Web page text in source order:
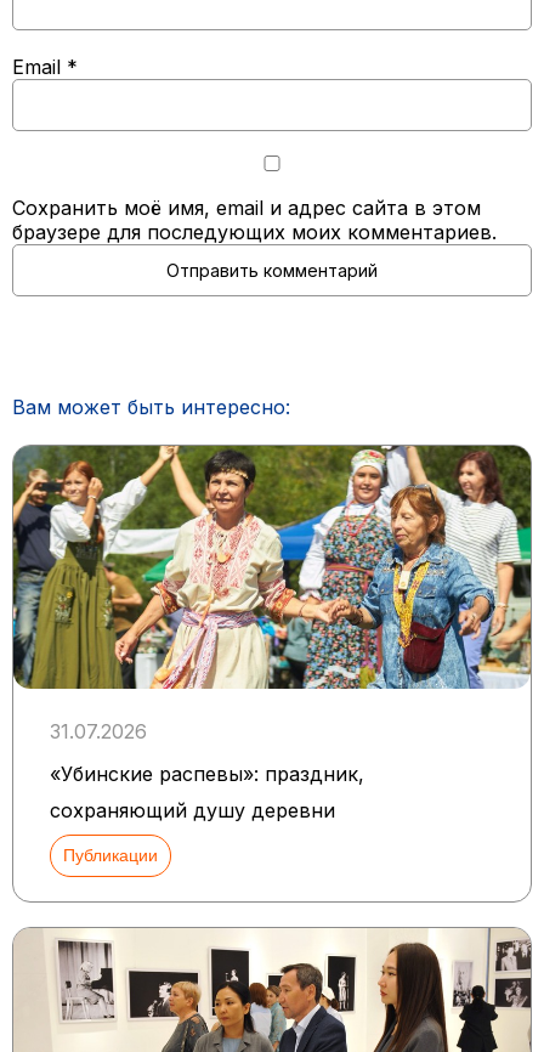
Email *
Сохранить моё имя, email и адрес сайта в этом
браузере для последующих моих комментариев.
Вам может быть интересно:
31.07.2026
«Убинские распевы»: праздник,
сохраняющий душу деревни
Публикации